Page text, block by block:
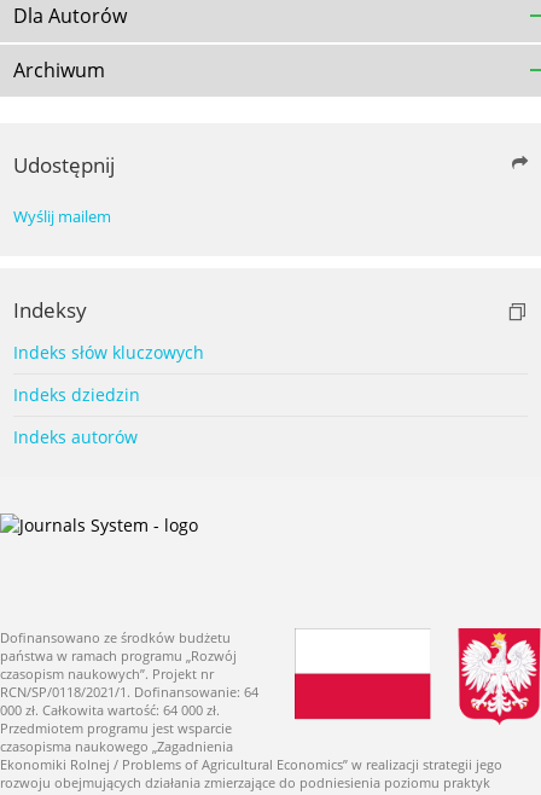
Dla Autorów
Archiwum
Udostępnij
Wyślij mailem
Indeksy
Indeks słów kluczowych
Indeks dziedzin
Indeks autorów
Dofinansowano ze środków budżetu
państwa w ramach programu „Rozwój
czasopism naukowych”. Projekt nr
RCN/SP/0118/2021/1. Dofinansowanie: 64
000 zł. Całkowita wartość: 64 000 zł.
Przedmiotem programu jest wsparcie
czasopisma naukowego „Zagadnienia
Ekonomiki Rolnej / Problems of Agricultural Economics” w realizacji strategii jego
rozwoju obejmujących działania zmierzające do podniesienia poziomu praktyk